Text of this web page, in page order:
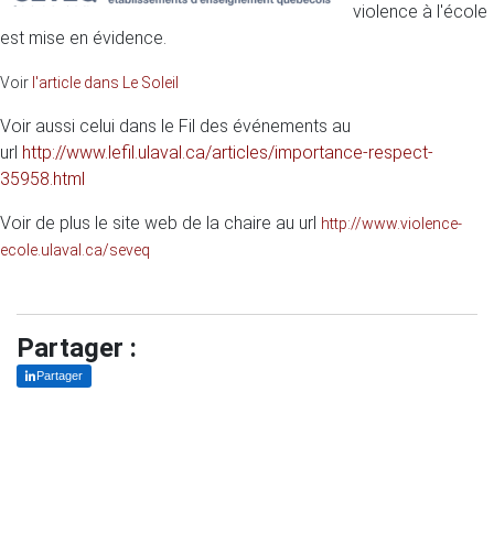
violence à l'école
est mise en évidence.
Voir l'article dans Le Soleil
Voir aussi celui dans le Fil des événements au
url http://www.lefil.ulaval.ca/articles/importance-respect-
35958.html
Voir de plus le site web de la chaire au url http://www.violence-
ecole.ulaval.ca/seveq
Partager :
Partager